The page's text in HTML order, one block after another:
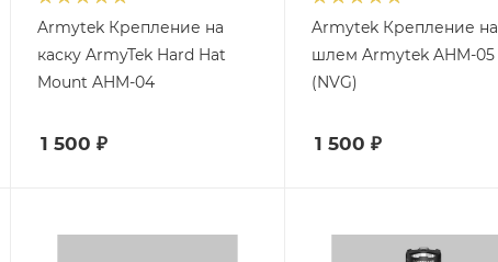
Armytek Крепление на
каску ArmyTek Hard Hat
Mount AHM-04
1 500 ₽
Armytek Крепление на
шлем Armytek AHM-05
(NVG)
1 500 ₽